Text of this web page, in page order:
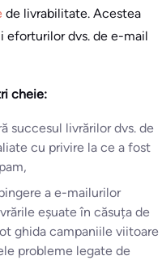
de livrabilitate. Acestea
eforturilor dvs. de e-mail
cheie:
succesul livrărilor dvs. de
cu privire la ce a fost
a e-mailurilor
eșuate în căsuța de
ghida campaniile viitoare
probleme legate de